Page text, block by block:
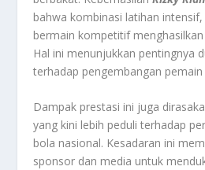
bahwa kombinasi latihan
bermain kompetitif
Hal ini menunjukkan pentingnya
terhadap pengembangan pemain
Dampak prestasi ini juga
yang kini lebih peduli terhadap
bola nasional. Kesadaran ini
sponsor dan media untuk